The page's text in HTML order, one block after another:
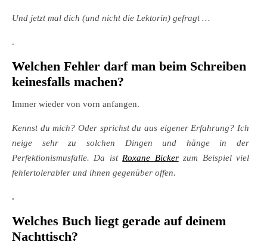
Und jetzt mal dich (und nicht die Lektorin) gefragt …
.
Welchen Fehler darf man beim Schreiben
keinesfalls machen?
Immer wieder von vorn anfangen.
Kennst du mich? Oder sprichst du aus eigener Erfahrung? Ich
neige sehr zu solchen Dingen und hänge in der
Perfektionismusfalle. Da istRoxane Bicker zum Beispiel viel
fehlertolerabler und ihnen gegenüber offen.
.
Welches Buch liegt gerade auf deinem
Nachttisch?